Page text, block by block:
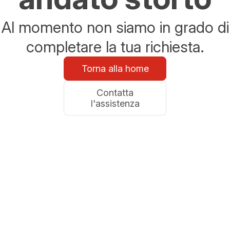
Al momento non siamo in grado di
completare la tua richiesta.
Torna alla home
Contatta
l'assistenza